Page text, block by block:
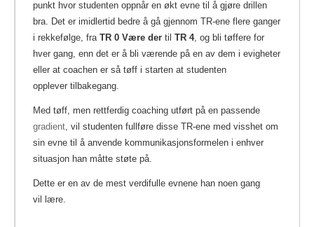
punkt hvor studenten oppnår en økt evne til å gjøre drillen
bra. Det er imidlertid bedre å gå gjennom TR-ene flere ganger
i rekkefølge, fra TR 0 Være der til TR 4, og bli tøffere for
hver gang, enn det er å bli værende på en av dem i evigheter
eller at coachen er så tøff i starten at studenten
opplever tilbakegang.
Med tøff, men rettferdig coaching utført på en passende
gradient , vil studenten fullføre disse TR-ene med visshet om
sin evne til å anvende kommunikasjonsformelen i enhver
situasjon han måtte støte på.
Dette er en av de mest verdifulle evnene han noen gang
vil lære.